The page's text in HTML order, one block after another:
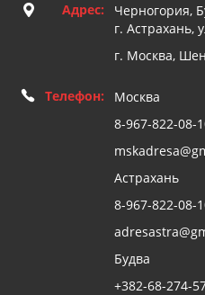
Адрес:
Черногория,
г. Астрахань,
г. Москва,
Телефон:
Москва
8-967-822-08-
Астрахань
8-967-822-08-
Будва
+382-68-274-